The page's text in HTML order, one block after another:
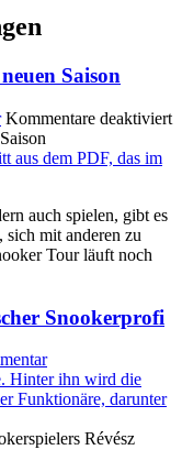
Saison
Kommentare deaktiviert
auch spielen, gibt es
sich mit anderen zu
Tour läuft noch
Snookerprofi
Révész